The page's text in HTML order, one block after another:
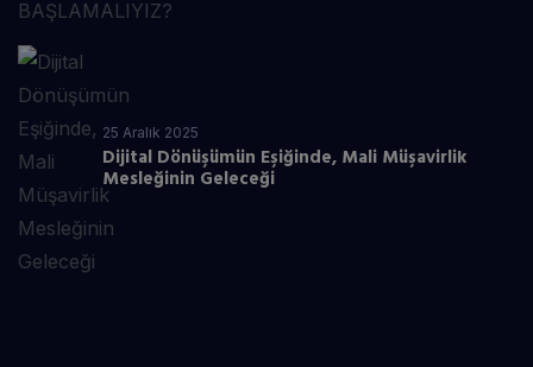
25 Aralık 2025
Dijital Dönüşümün Eşiğinde, Mali Müşavirlik
Mesleğinin Geleceği